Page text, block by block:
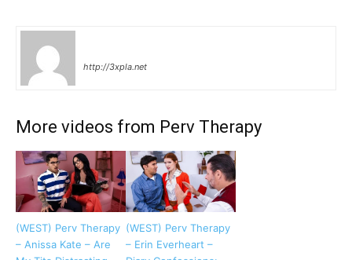
http://3xpla.net
More videos from Perv Therapy
(WEST) Perv Therapy
– Anissa Kate – Are
(WEST) Perv Therapy
– Erin Everheart –